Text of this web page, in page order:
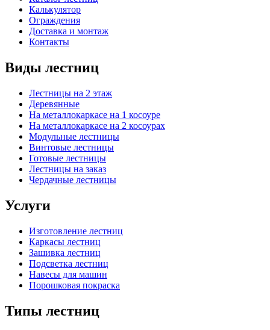
Калькулятор
Ограждения
Доставка и монтаж
Контакты
Виды лестниц
Лестницы на 2 этаж
Деревянные
На металлокаркасе на 1 косоуре
На металлокаркасе на 2 косоурах
Модульные лестницы
Винтовые лестницы
Готовые лестницы
Лестницы на заказ
Чердачные лестницы
Услуги
Изготовление лестниц
Каркасы лестниц
Зашивка лестниц
Подсветка лестниц
Навесы для машин
Порошковая покраска
Типы лестниц